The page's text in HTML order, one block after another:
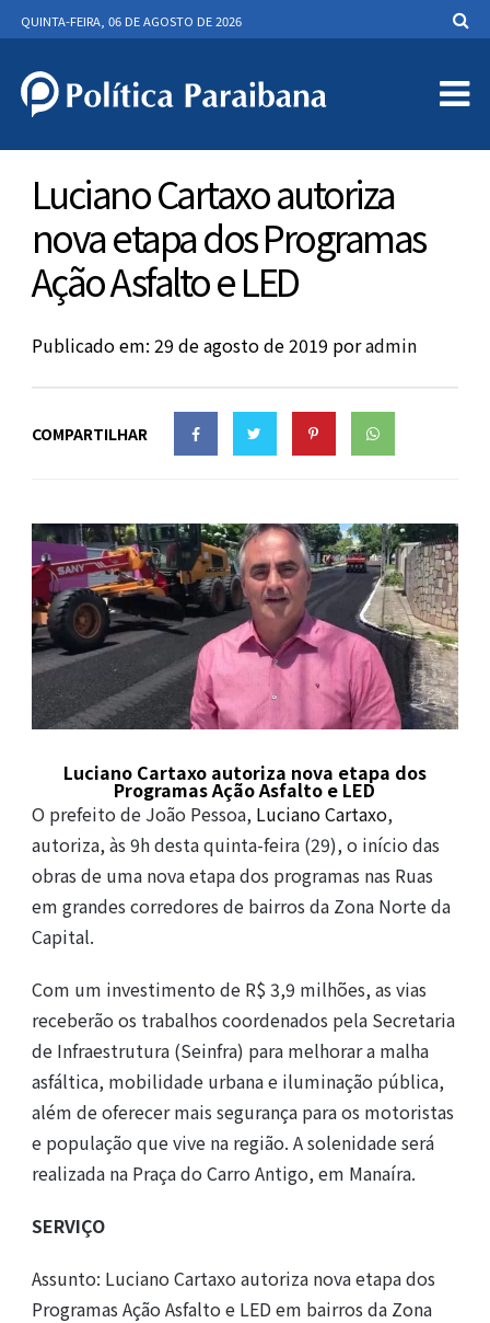
QUINTA-FEIRA, 06 DE AGOSTO DE 2026
Luciano Cartaxo autoriza
nova etapa dos Programas
Ação Asfalto e LED
Publicado em: 29 de agosto de 2019 poradmin
COMPARTILHAR
Luciano Cartaxo autoriza nova etapa dos
Programas Ação Asfalto e LED
O prefeito de João Pessoa, Luciano Cartaxo,
autoriza, às 9h desta quinta-feira (29), o início das
obras de uma nova etapa dos programas nas Ruas
em grandes corredores de bairros da Zona Norte da
Capital.
Com um investimento de R$ 3,9 milhões, as vias
receberão os trabalhos coordenados pela Secretaria
de Infraestrutura (Seinfra) para melhorar a malha
asfáltica, mobilidade urbana e iluminação pública,
além de oferecer mais segurança para os motoristas
e população que vive na região. A solenidade será
realizada na Praça do Carro Antigo, em Manaíra.
SERVIÇO
Assunto: Luciano Cartaxo autoriza nova etapa dos
Programas Ação Asfalto e LED em bairros da Zona